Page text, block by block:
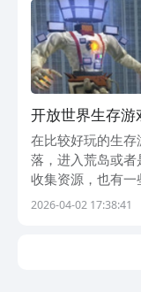
开放世界生存
戏手机版分享
在比较好玩的生
落，进入荒岛或
收集资源，也有
放世界生存游戏有
2026-04-02 17:38:41